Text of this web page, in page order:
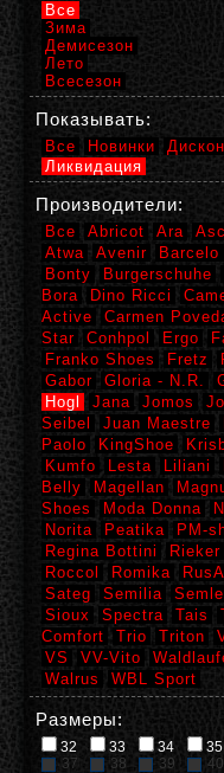
Все
Зима
Демисезон
Лето
Всесезон
Показывать:
Все Новинки
Ликвидация
Производители:
Все Abricot Ara
Atwa
Avenir
Barcelo
Bonty
Burgerschuhe
Bora
Dino Ricci
Active
Carmen
Star
Conhpol Ergo
Franko Shoes
Fretz
Gabor
Gloria - N.R.
Hogl
Jana Jomos
Seibel
Juan Maestre
Paolo
KingShoe
Kumfo
Lesta Liliani
Belly
Magellan
Shoes
Moda Donna
Norita
Peatika
PM-
Regina Bottini
Rieker
Roccol
Romika
Sateg
Semilia
Sioux
Spectra Tais
Comfort
Trio Triton
VS
VV-Vito
Walrus
WBL Sport
Размеры:
32 33 34 35
37
38 39 40